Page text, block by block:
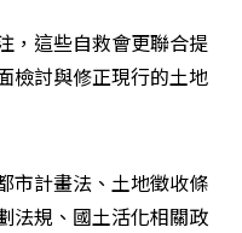
，這些自救會更聯合提
檢討與修正現行的土地
市計畫法、土地徵收條
法規、國土活化相關政